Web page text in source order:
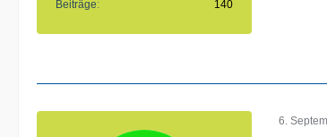
Beiträge 140
6.